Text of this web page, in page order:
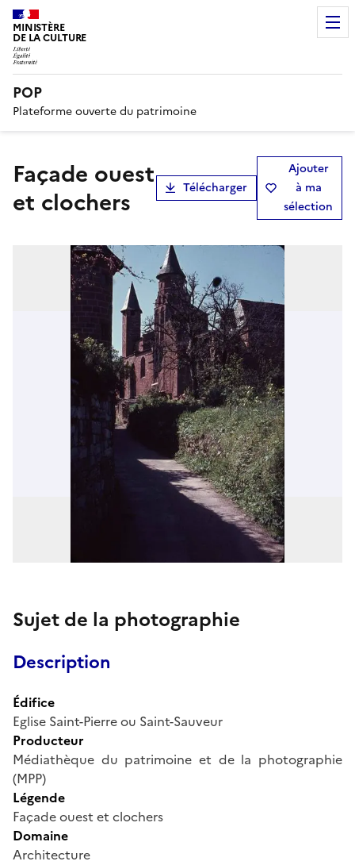
MINISTÈRE
DE LA CULTURE
POP
Plateforme ouverte du patrimoine
Façade ouest
et clochers
Télécharger
Ajouter
à ma
sélection
Sujet de la photographie
Description
Édifice
Eglise Saint-Pierre ou Saint-Sauveur
Producteur
Médiathèque du patrimoine et de la photographie
(MPP)
Légende
Façade ouest et clochers
Domaine
Architecture